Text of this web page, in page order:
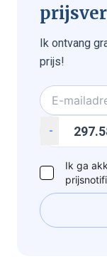
Ik ontvang
prijs!
-
Ik ga